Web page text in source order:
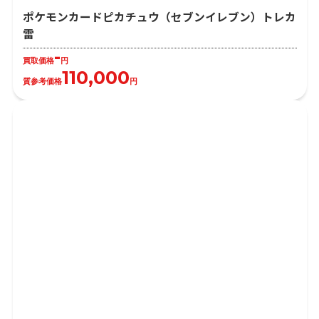
ポケモンカードピカチュウ（セブンイレブン）トレカ
雷
買取価格-円
質参考価格110,000円